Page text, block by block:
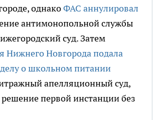
однакоФАС аннулировал
антимонопольной службы
суд. Затем
Нижнего Новгорода подала
о школьном питании
апелляционный суд,
решение первой инстанции без